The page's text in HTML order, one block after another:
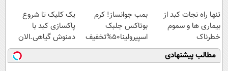
ویژه
تنها راه نجات کبد از
بیماری ها و سموم
خطرناک
بمب جوانساز! کرم
بوتاکس جلبک
اسپیرولینا50%تخفیف
یک کلیک تا شروع
پاکسازی کبد با
دمنوش گیاهی.الان
بخر یه عمر سالم باش
مطالب پیشنهادی